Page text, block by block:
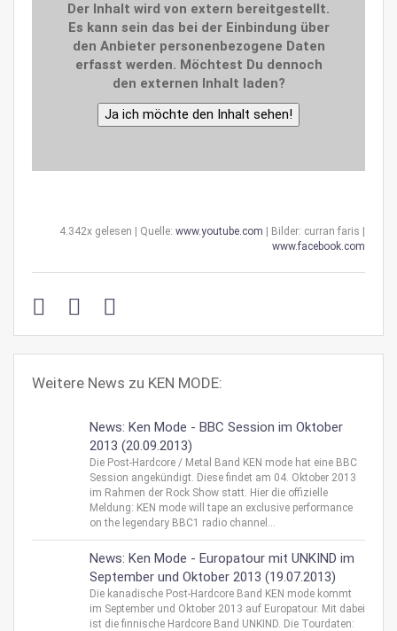
Der Inhalt wird von extern bereitgestellt.
Es kann sein das bei der Einbindung über
den Anbieter personenbezogene Daten
erfasst werden. Möchtest Du dennoch
den externen Inhalt laden?
Ja ich möchte den Inhalt sehen!
4.342x gelesen | Quelle: www.youtube.com | Bilder: curran faris |
www.facebook.com
Weitere News zu KEN MODE:
News: Ken Mode - BBC Session im Oktober
2013 (20.09.2013)
Die Post-Hardcore / Metal Band KEN mode hat eine BBC
Session angekündigt. Diese findet am 04. Oktober 2013
im Rahmen der Rock Show statt. Hier die offizielle
Meldung: KEN mode will tape an exclusive performance
on the legendary BBC1 radio channel...
News: Ken Mode - Europatour mit UNKIND im
September und Oktober 2013 (19.07.2013)
Die kanadische Post-Hardcore Band KEN mode kommt
im September und Oktober 2013 auf Europatour. Mit dabei
ist die finnische Hardcore Band UNKIND. Die Tourdaten: